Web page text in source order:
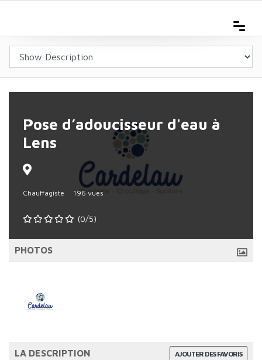
Pose d’adoucisseur d'eau à
Lens
Chauffagiste 196 vues
(0/5)
PHOTOS
AJOUTER DES FAVORIS
LA DESCRIPTION